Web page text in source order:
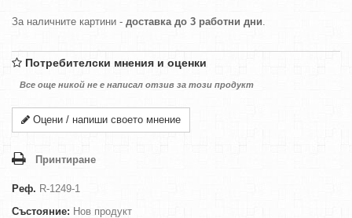
За наличните картини - доставка до 3 работни дни.
Потребителски мнения и оценки
Все още никой не е написал отзив за този продукт
Оцени / напиши своето мнение
Принтиране
Реф. R-1249-1
Състояние: Нов продукт